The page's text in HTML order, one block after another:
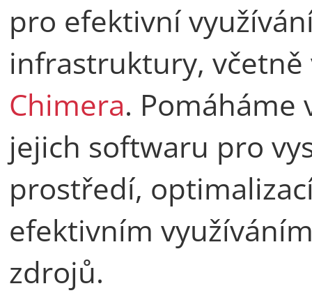
pro efektivní
infrastruktury,
Chimera. Pomáháme
jejich softwaru pro
prostředí,
efektivním
zdrojů.